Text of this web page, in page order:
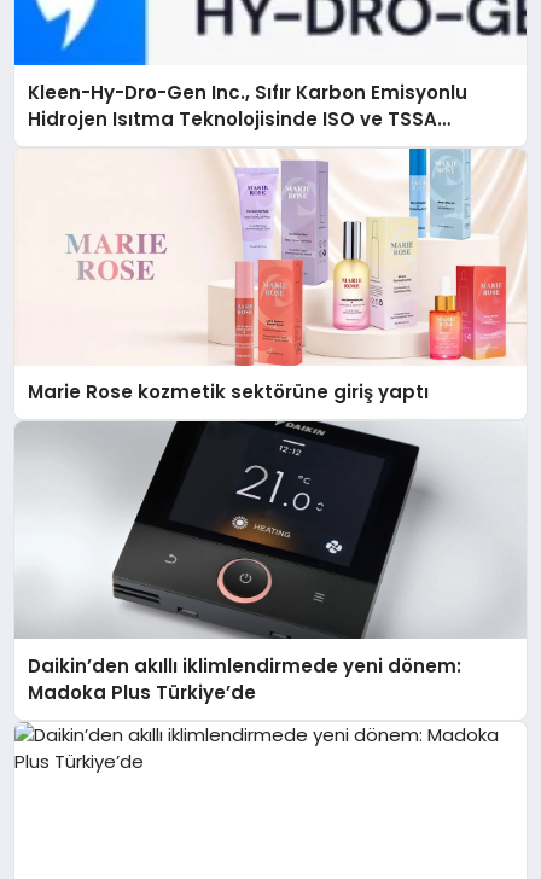
Kleen-Hy-Dro-Gen Inc., Sıfır Karbon Emisyonlu
Hidrojen Isıtma Teknolojisinde ISO ve TSSA
Düzenleyici Onaylarını Aldı
Marie Rose kozmetik sektörüne giriş yaptı
Daikin’den akıllı iklimlendirmede yeni dönem:
Madoka Plus Türkiye’de